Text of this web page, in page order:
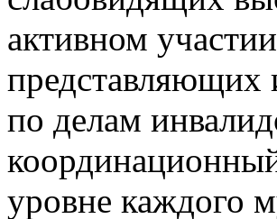
активном
представляющих
по делам
уровне каждого